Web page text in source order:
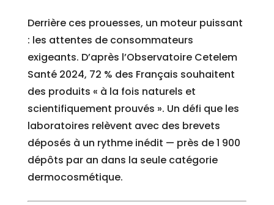
Derrière ces prouesses, un moteur puissant
: les attentes de consommateurs
exigeants. D’après l’Observatoire Cetelem
Santé 2024, 72 % des Français souhaitent
des produits « à la fois naturels et
scientifiquement prouvés ». Un défi que les
laboratoires relèvent avec des brevets
déposés à un rythme inédit — près de 1 900
dépôts par an dans la seule catégorie
dermocosmétique.